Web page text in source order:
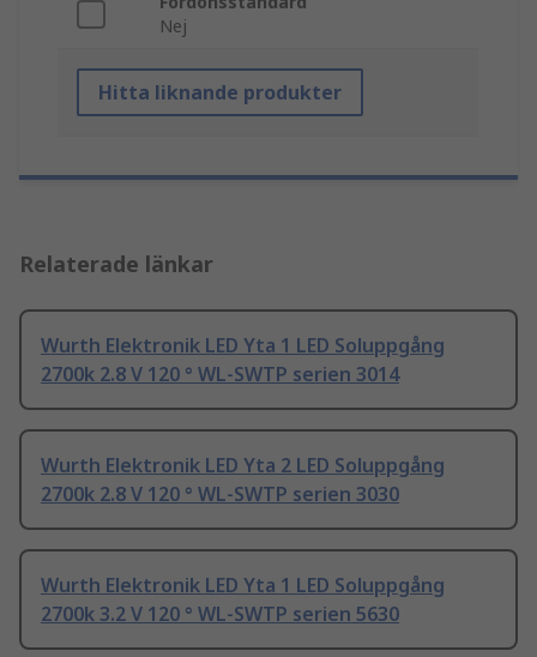
Nej
Hitta liknande produkter
Relaterade länkar
Wurth Elektronik LED Yta 1 LED Soluppgång
2700k 2.8 V 120 ° WL-SWTP serien 3014
Wurth Elektronik LED Yta 2 LED Soluppgång
2700k 2.8 V 120 ° WL-SWTP serien 3030
Wurth Elektronik LED Yta 1 LED Soluppgång
2700k 3.2 V 120 ° WL-SWTP serien 5630